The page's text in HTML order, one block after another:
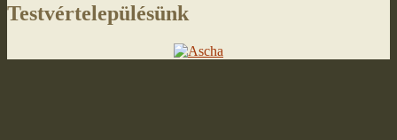
Testvértelepülésünk